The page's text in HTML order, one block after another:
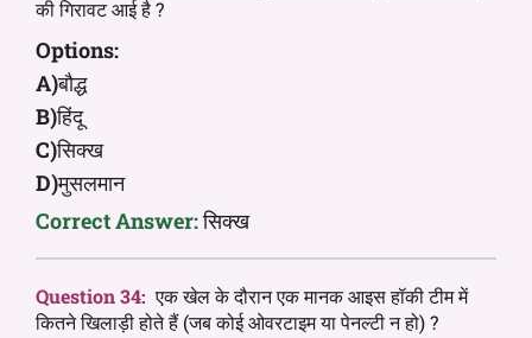
की गिरावट आई है ?
Options:
A)बौद्ध
B)हिंदू
C)सिक्ख
D)मुसलमान
Correct Answer:सिक्ख
Question 34: एक खेल के दौरान एक मानक आइस हॉकी टीम में
कितने खिलाड़ी होते हैं (जब कोई ओवरटाइम या पेनल्टी न हो) ?